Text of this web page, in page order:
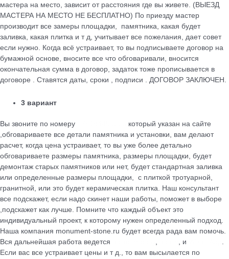
мастера на место, зависит от расстояния где вы живете. (ВЫЕЗД
МАСТЕРА НА МЕСТО НЕ БЕСПЛАТНО) По приезду мастер
производит все замеры площадки, памятника, какая будет
заливка, какая плитка и т д, учитывает все пожелания, дает совет
если нужно. Когда всё устраивает, то вы подписываете договор на
бумажной основе, вносите все что обговаривали, вносится
окончательная сумма в договор, задаток тоже прописывается в
договоре . Ставятся даты, сроки , подписи . ДОГОВОР ЗАКЛЮЧЕН.
3 вариант
Вы звоните по номеру
который указан на сайте
,обговариваете все детали памятника и установки, вам делают
расчет, когда цена устраивает, то вы уже более детально
обговариваете размеры памятника, размеры площадки, будет
демонтаж старых памятников или нет, будет стандартная заливка
или определенные размеры площадки, с плиткой тротуарной,
гранитной, или это будет керамическая плитка. Наш консультант
все подскажет, если надо скинет наши работы, поможет в выборе
,подскажет как лучше. Помните что каждый объект это
индивидуальный проект, к которому нужен определенный подход.
Наша компания monument-stone.ru будет всегда рада вам помочь.
Вся дальнейшая работа ведется
, , и
.
Если вас все устраивает цены и т д., то вам высылается по